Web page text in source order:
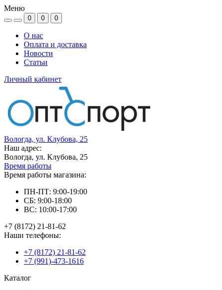
Меню
0 0 0
О нас
Оплата и доставка
Новости
Статьи
Личный кабинет
Вологда, ул. Клубова, 25
Наш адрес:
Вологда, ул. Клубова, 25
Время работы
Время работы магазина:
ПН-ПТ: 9:00-19:00
СБ: 9:00-18:00
ВС: 10:00-17:00
+7 (8172) 21-81-62
Наши телефоны:
+7 (8172) 21-81-62
+7 (991)-473-1616
Каталог